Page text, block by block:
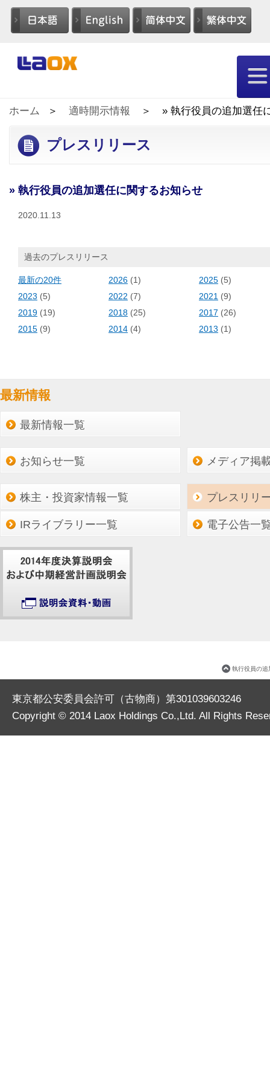
ホーム 適時開示情報 » 執行役員の追加選任
プレスリリース
» 執行役員の追加選任に関するお知らせ
2020.11.13
過去のプレスリリース
最新の20件 2026 (1) 2025 (5)
2023 (5) 2022 (7) 2021 (9)
2019 (19) 2018 (25) 2017 (26)
2015 (9) 2014 (4) 2013 (1)
最新情報
最新情報一覧
お知らせ一覧 メディア掲
株主・投資家情報一覧 プレスリリ
IRライブラリー一覧 電子公告一
執行役員の追
東京都公安委員会許可（古物商）第301039603246
Copyright © 2014 Laox Holdings Co.,Ltd. All Rights